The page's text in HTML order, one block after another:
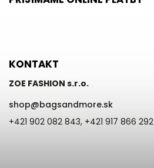
KONTAKT
ZOE FASHION s.r.o.
shop@bagsandmore.sk
+421 902 082 843, +421 917 866 292